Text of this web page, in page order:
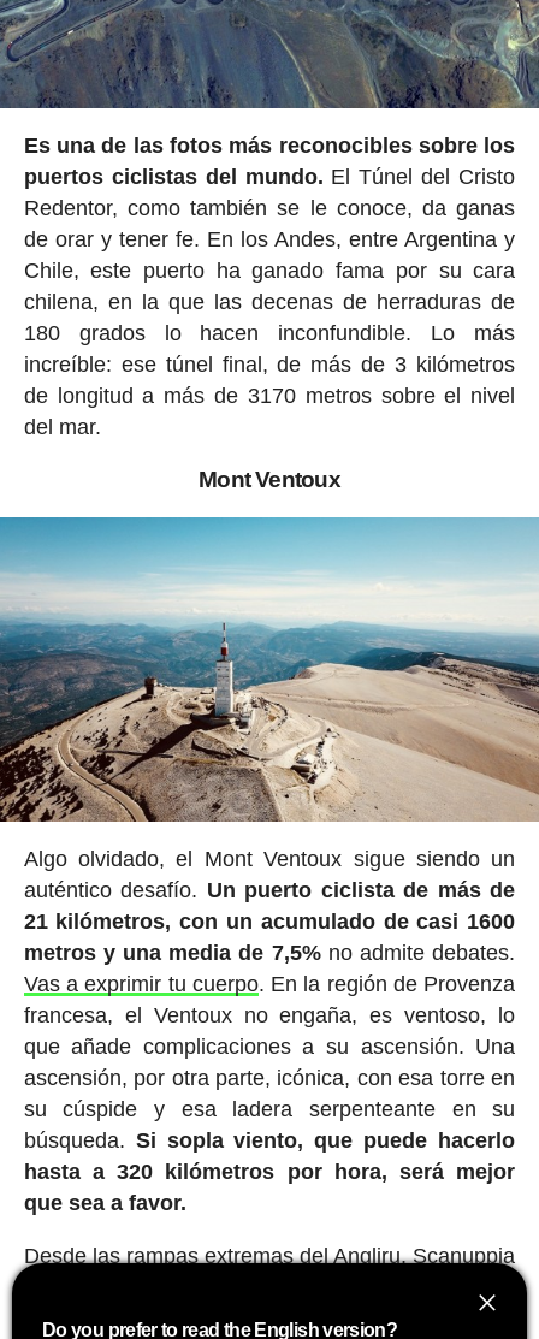
Es una de las fotos más reconocibles sobre los
puertos ciclistas del mundo. El Túnel del Cristo
Redentor, como también se le conoce, da ganas
de orar y tener fe. En los Andes, entre Argentina y
Chile, este puerto ha ganado fama por su cara
chilena, en la que las decenas de herraduras de
180 grados lo hacen inconfundible. Lo más
increíble: ese túnel final, de más de 3 kilómetros
de longitud a más de 3170 metros sobre el nivel
del mar.
Mont Ventoux
Algo olvidado, el Mont Ventoux sigue siendo un
auténtico desafío. Un puerto ciclista de más de
21 kilómetros, con un acumulado de casi 1600
metros y una media de 7,5%no admite debates.
Vas a exprimir tu cuerpo. En la región de Provenza
francesa, el Ventoux no engaña, es ventoso, lo
que añade complicaciones a su ascensión. Una
ascensión, por otra parte, icónica, con esa torre en
su cúspide y esa ladera serpenteante en su
búsqueda. Si sopla viento, que puede hacerlo
hasta a 320 kilómetros por hora, será mejor
que sea a favor.
Desde las rampas extremas del Angliru, Scanuppia
Stelvio y Los Libertadores, cada uno de estos
Do you prefer to read the English version?